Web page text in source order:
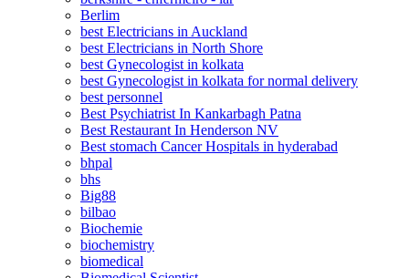
Berlim
best Electricians in Auckland
best Electricians in North Shore
best Gynecologist in kolkata
best Gynecologist in kolkata for normal delivery
best personnel
Best Psychiatrist In Kankarbagh Patna
Best Restaurant In Henderson NV
Best stomach Cancer Hospitals in hyderabad
bhpal
bhs
Big88
bilbao
Biochemie
biochemistry
biomedical